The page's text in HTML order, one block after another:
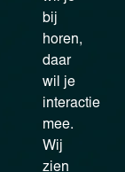
bij
horen,
daar
wil je
interactie
mee.
Wij
zien